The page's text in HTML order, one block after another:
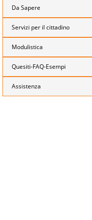
Da Sapere
Servizi per il cittadino
Modulistica
Quesiti-FAQ-Esempi
Assistenza